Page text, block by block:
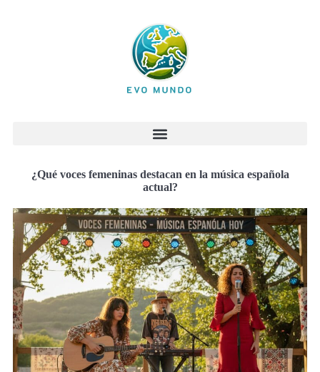
¿Qué voces femeninas destacan en la música española
actual?